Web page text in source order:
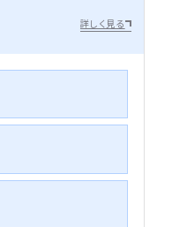
詳しく見る